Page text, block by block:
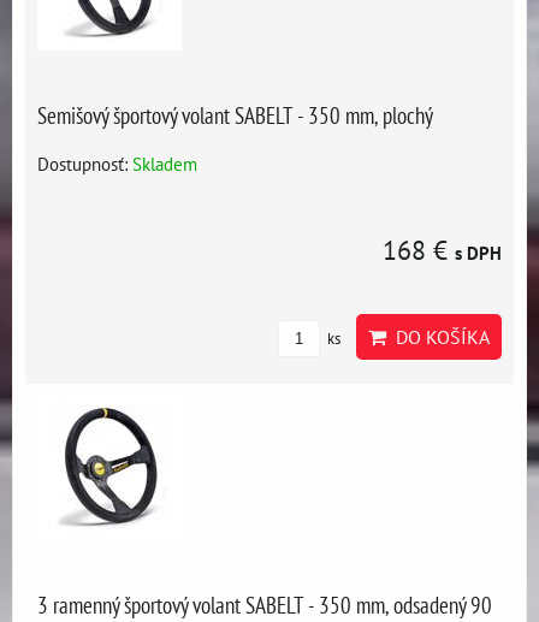
Semišový športový volant SABELT - 350 mm, plochý
Dostupnosť: Skladem
168 € s DPH
ks DO KOŠÍKA
3 ramenný športový volant SABELT - 350 mm, odsadený 90